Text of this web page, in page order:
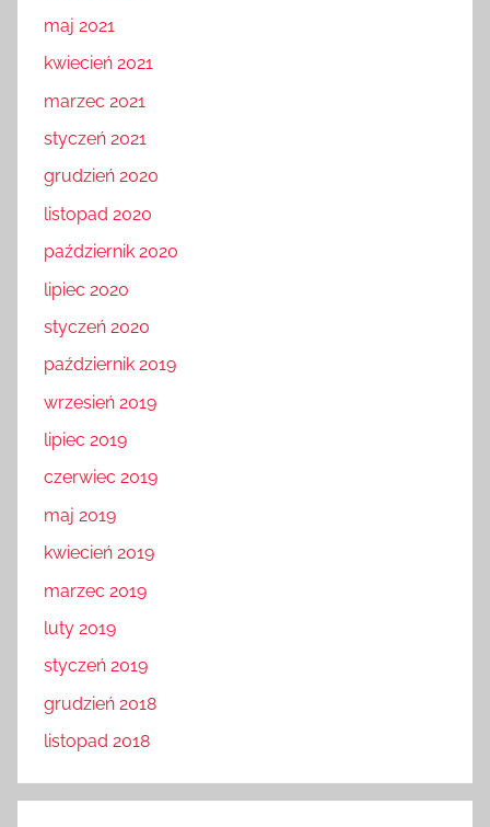
maj 2021
kwiecień 2021
marzec 2021
styczeń 2021
grudzień 2020
listopad 2020
październik 2020
lipiec 2020
styczeń 2020
październik 2019
wrzesień 2019
lipiec 2019
czerwiec 2019
maj 2019
kwiecień 2019
marzec 2019
luty 2019
styczeń 2019
grudzień 2018
listopad 2018